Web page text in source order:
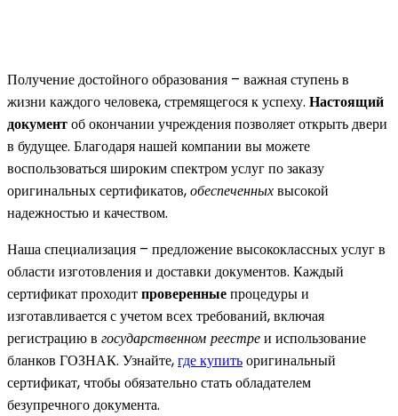
Получение достойного образования – важная ступень в
жизни каждого человека, стремящегося к успеху. Настоящий
документоб окончании учреждения позволяет открыть двери
в будущее. Благодаря нашей компании вы можете
воспользоваться широким спектром услуг по заказу
оригинальных сертификатов,обеспеченныхвысокой
надежностью и качеством.
Наша специализация – предложение высококлассных услуг в
области изготовления и доставки документов. Каждый
сертификат проходитпроверенныепроцедуры и
изготавливается с учетом всех требований, включая
регистрацию в государственном реестреи использование
бланков ГОЗНАК. Узнайте,где купитьоригинальный
сертификат, чтобы обязательно стать обладателем
безупречного документа.